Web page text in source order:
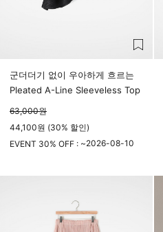
군더더기 없이 우아하게 흐르는
Pleated A-Line Sleeveless Top
63,000원
44,100원 (30% 할인)
EVENT 30% OFF : ~2026-08-10